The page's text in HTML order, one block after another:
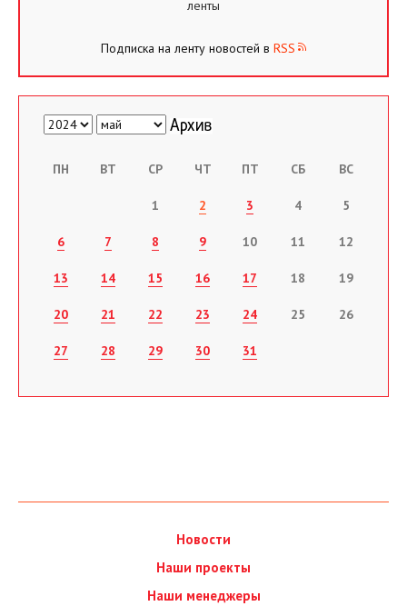
ленты
Подписка на ленту новостей в RSS
ПН ВТ СР ЧТ ПТ СБ ВС
1 2 3 4 5
6 7 8 9 10 11 12
13 14 15 16 17 18 19
20 21 22 23 24 25 26
27 28 29 30 31
Новости
Наши проекты
Наши менеджеры